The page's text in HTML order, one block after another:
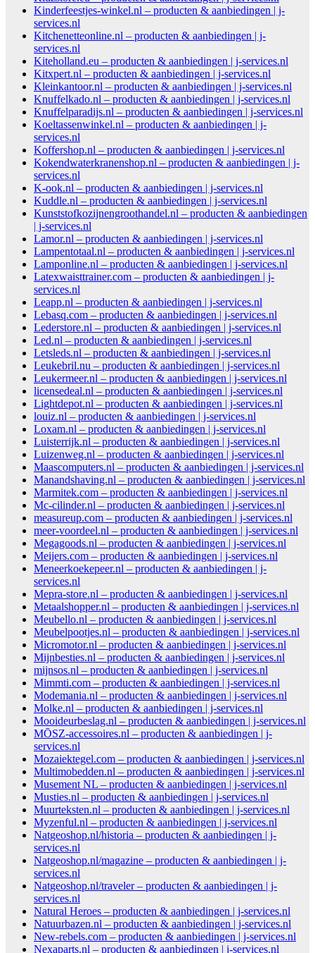
Kinderfeestjes-winkel.nl – producten & aanbiedingen | j-
services.nl
Kitchenetteonline.nl – producten & aanbiedingen | j-
services.nl
Kiteholland.eu – producten & aanbiedingen | j-services.nl
Kitxpert.nl – producten & aanbiedingen | j-services.nl
Kleinkantoor.nl – producten & aanbiedingen | j-services.nl
Knuffelkado.nl – producten & aanbiedingen | j-services.nl
Knuffelparadijs.nl – producten & aanbiedingen | j-services.nl
Koeltassenwinkel.nl – producten & aanbiedingen | j-
services.nl
Koffershop.nl – producten & aanbiedingen | j-services.nl
Kokendwaterkranenshop.nl – producten & aanbiedingen | j-
services.nl
K-ook.nl – producten & aanbiedingen | j-services.nl
Kuddle.nl – producten & aanbiedingen | j-services.nl
Kunststofkozijnengroothandel.nl – producten & aanbiedingen
| j-services.nl
Lamor.nl – producten & aanbiedingen | j-services.nl
Lampentotaal.nl – producten & aanbiedingen | j-services.nl
Lamponline.nl – producten & aanbiedingen | j-services.nl
Latexwaisttrainer.com – producten & aanbiedingen | j-
services.nl
Leapp.nl – producten & aanbiedingen | j-services.nl
Lebasq.com – producten & aanbiedingen | j-services.nl
Lederstore.nl – producten & aanbiedingen | j-services.nl
Led.nl – producten & aanbiedingen | j-services.nl
Letsleds.nl – producten & aanbiedingen | j-services.nl
Leukebril.nu – producten & aanbiedingen | j-services.nl
Leukermeer.nl – producten & aanbiedingen | j-services.nl
licensedeal.nl – producten & aanbiedingen | j-services.nl
Lightdepot.nl – producten & aanbiedingen | j-services.nl
louiz.nl – producten & aanbiedingen | j-services.nl
Loxam.nl – producten & aanbiedingen | j-services.nl
Luisterrijk.nl – producten & aanbiedingen | j-services.nl
Luizenweg.nl – producten & aanbiedingen | j-services.nl
Maascomputers.nl – producten & aanbiedingen | j-services.nl
Manandshaving.nl – producten & aanbiedingen | j-services.nl
Marmitek.com – producten & aanbiedingen | j-services.nl
Mc-cilinder.nl – producten & aanbiedingen | j-services.nl
measureup.com – producten & aanbiedingen | j-services.nl
meer-voordeel.nl – producten & aanbiedingen | j-services.nl
Megagoods.nl – producten & aanbiedingen | j-services.nl
Meijers.com – producten & aanbiedingen | j-services.nl
Meneerkoekepeer.nl – producten & aanbiedingen | j-
services.nl
Mepra-store.nl – producten & aanbiedingen | j-services.nl
Metaalshopper.nl – producten & aanbiedingen | j-services.nl
Meubello.nl – producten & aanbiedingen | j-services.nl
Meubelpootjes.nl – producten & aanbiedingen | j-services.nl
Micromotor.nl – producten & aanbiedingen | j-services.nl
Mijnbesties.nl – producten & aanbiedingen | j-services.nl
mijnsos.nl – producten & aanbiedingen | j-services.nl
Mimmti.com – producten & aanbiedingen | j-services.nl
Modemania.nl – producten & aanbiedingen | j-services.nl
Molke.nl – producten & aanbiedingen | j-services.nl
Mooideurbeslag.nl – producten & aanbiedingen | j-services.nl
MŌSZ-accessoires.nl – producten & aanbiedingen | j-
services.nl
Mozaiektegel.com – producten & aanbiedingen | j-services.nl
Multimobedden.nl – producten & aanbiedingen | j-services.nl
Musement NL – producten & aanbiedingen | j-services.nl
Musties.nl – producten & aanbiedingen | j-services.nl
Muurteksten.nl – producten & aanbiedingen | j-services.nl
Myzenful.nl – producten & aanbiedingen | j-services.nl
Natgeoshop.nl/historia – producten & aanbiedingen | j-
services.nl
Natgeoshop.nl/magazine – producten & aanbiedingen | j-
services.nl
Natgeoshop.nl/traveler – producten & aanbiedingen | j-
services.nl
Natural Heroes – producten & aanbiedingen | j-services.nl
Natuurbazen.nl – producten & aanbiedingen | j-services.nl
New-rebels.com – producten & aanbiedingen | j-services.nl
Nexaparts.nl – producten & aanbiedingen | j-services.nl